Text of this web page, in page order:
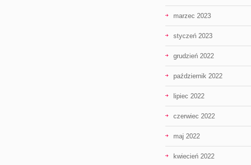
marzec 2023
styczeń 2023
grudzień 2022
październik 2022
lipiec 2022
czerwiec 2022
maj 2022
kwiecień 2022